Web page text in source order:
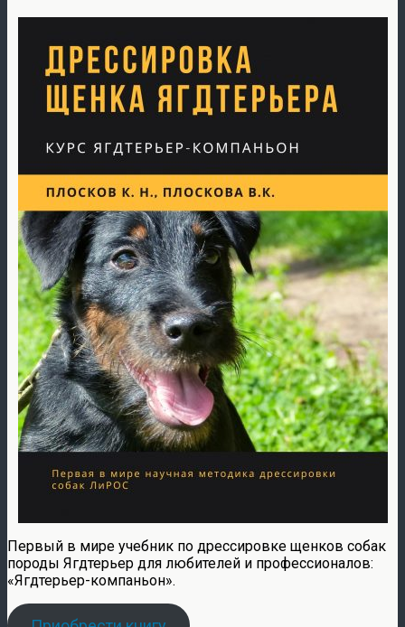
Первый в мире учебник по дрессировке щенков собак
породы Ягдтерьер для любителей и профессионалов:
«Ягдтерьер-компаньон».